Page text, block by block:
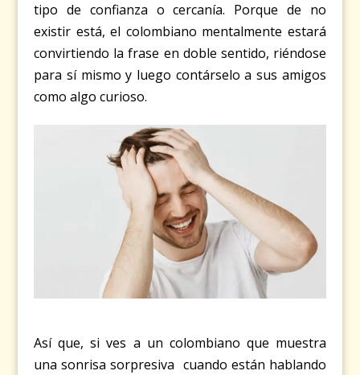
tipo de confianza o cercanía. Porque de no
existir está, el colombiano mentalmente estará
convirtiendo la frase en doble sentido, riéndose
para sí mismo y luego contárselo a sus amigos
como algo curioso.
Así que, si ves a un colombiano que muestra
una sonrisa sorpresiva cuando están hablando